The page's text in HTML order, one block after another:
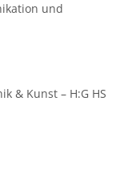
und
& Kunst – H:G HS